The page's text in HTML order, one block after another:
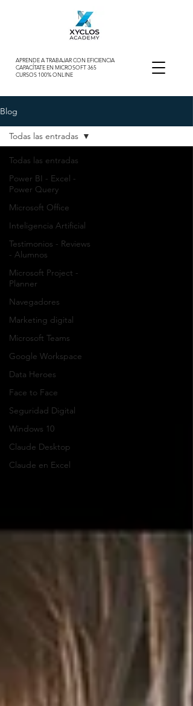
APRENDE A TRABAJAR CON EFICIENCIA
CAPACÍTATE EN MICROSOFT 365
CURSOS 100% ONLINE
Blog
Todas las entradas
Power BI - Excel -
Power Query
Microsoft Office
Inteligencia Artificial
Testimonios - Reviews
- Alumnos
Microsoft Project -
Planner
Navegadores
Marketing digital
Microsoft Teams
Google Workspace
Data Heroes
Face to Face
Seguridad Digital
Windows 10
Claude Desktop
Claude en Excel
Todas las entradas